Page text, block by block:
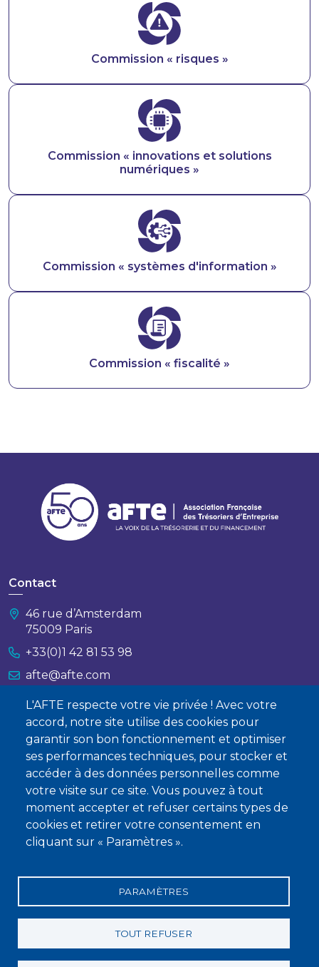
L'AFTE respecte votre vie privée ! Avec votre
accord, notre site utilise des cookies pour
garantir son bon fonctionnement et optimiser
ses performances techniques, pour stocker et
accéder à des données personnelles comme
votre visite sur ce site. Vous pouvez à tout
moment accepter et refuser certains types de
cookies et retirer votre consentement en
cliquant sur « Paramètres ».
PARAMÈTRES
TOUT REFUSER
Commission « risques »
Commission « innovations et solutions
numériques »
Commission « systèmes d'information »
Commission « fiscalité »
Contact
46 rue d’Amsterdam
75009 Paris
+33(0)1 42 81 53 98
afte@afte.com
Nous contacter
À propos
Qui sommes-nous ?
Devenir membre
Mentions légales
Conditions générales de vente